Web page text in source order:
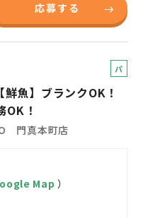
応募する
パ
魚】ブランクOK！
OK！
門真本町店
Map ）